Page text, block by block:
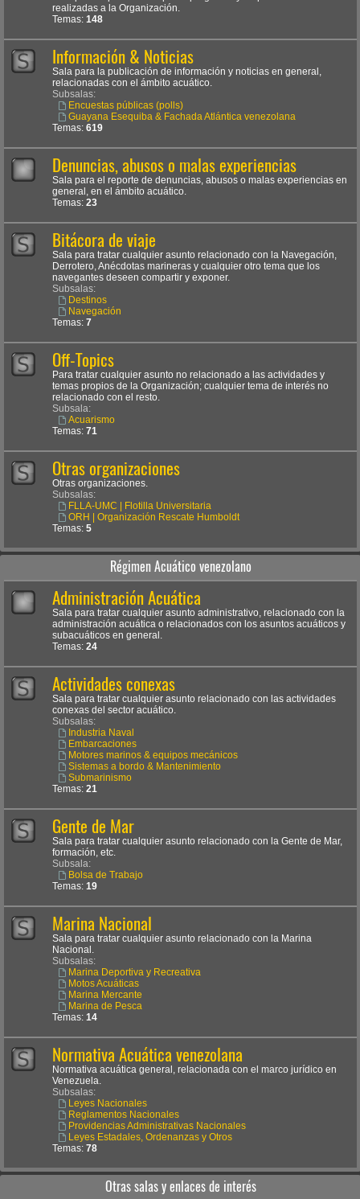
realizadas a la Organización.
Temas: 148
Información & Noticias
Sala para la publicación de información y noticias en general,
relacionadas con el ámbito acuático.
Subsalas:
Encuestas públicas (polls)
Guayana Esequiba & Fachada Atlántica venezolana
Temas: 619
Denuncias, abusos o malas experiencias
Sala para el reporte de denuncias, abusos o malas experiencias en
general, en el ámbito acuático.
Temas: 23
Bitácora de viaje
Sala para tratar cualquier asunto relacionado con la Navegación,
Derrotero, Anécdotas marineras y cualquier otro tema que los
navegantes deseen compartir y exponer.
Subsalas:
Destinos
Navegación
Temas: 7
Off-Topics
Para tratar cualquier asunto no relacionado a las actividades y
temas propios de la Organización; cualquier tema de interés no
relacionado con el resto.
Subsala:
Acuarismo
Temas: 71
Otras organizaciones
Otras organizaciones.
Subsalas:
FLLA-UMC | Flotilla Universitaria
ORH | Organización Rescate Humboldt
Temas: 5
Régimen Acuático venezolano
Administración Acuática
Sala para tratar cualquier asunto administrativo, relacionado con la
administración acuática o relacionados con los asuntos acuáticos y
subacuáticos en general.
Temas: 24
Actividades conexas
Sala para tratar cualquier asunto relacionado con las actividades
conexas del sector acuático.
Subsalas:
Industria Naval
Embarcaciones
Motores marinos & equipos mecánicos
Sistemas a bordo & Mantenimiento
Submarinismo
Temas: 21
Gente de Mar
Sala para tratar cualquier asunto relacionado con la Gente de Mar,
formación, etc.
Subsala:
Bolsa de Trabajo
Temas: 19
Marina Nacional
Sala para tratar cualquier asunto relacionado con la Marina
Nacional.
Subsalas:
Marina Deportiva y Recreativa
Motos Acuáticas
Marina Mercante
Marina de Pesca
Temas: 14
Normativa Acuática venezolana
Normativa acuática general, relacionada con el marco jurídico en
Venezuela.
Subsalas:
Leyes Nacionales
Reglamentos Nacionales
Providencias Administrativas Nacionales
Leyes Estadales, Ordenanzas y Otros
Temas: 78
Otras salas y enlaces de interés